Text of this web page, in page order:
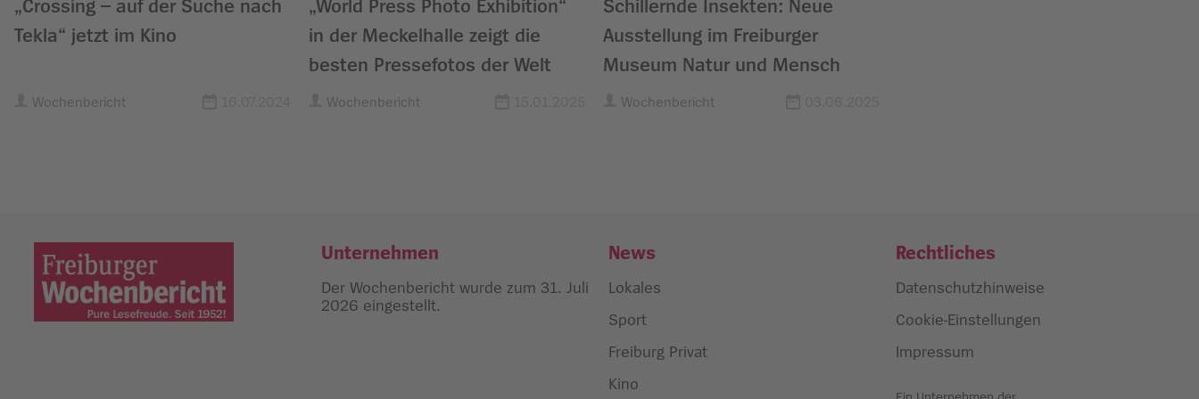
„Crossing – auf der Suche nach
Tekla“ jetzt im Kino
Wochenbericht
„World Press Photo Exhibition“
in der Meckelhalle zeigt die
besten Pressefotos der Welt
Wochenbericht
Schillernde Insekten: Neue
Ausstellung im Freiburger
Museum Natur und Mensch
Wochenbericht
Unternehmen
Der Wochenbericht wurde zum 31. Juli
2026 eingestellt.
News
Lokales
Sport
Freiburg Privat
Kino
Rechtliches
Datenschutzhinweise
Cookie-Einstellungen
Impressum